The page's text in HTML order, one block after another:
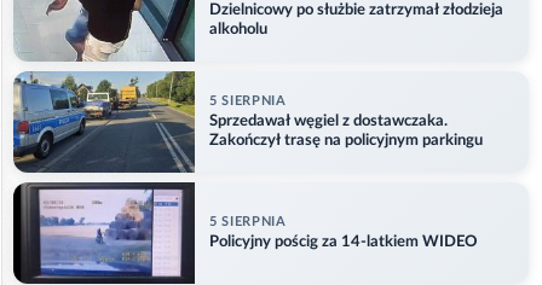
Dzielnicowy po służbie zatrzymał złodzieja
alkoholu
5 SIERPNIA
Sprzedawał węgiel z dostawczaka.
Zakończył trasę na policyjnym parkingu
5 SIERPNIA
Policyjny pościg za 14-latkiem WIDEO